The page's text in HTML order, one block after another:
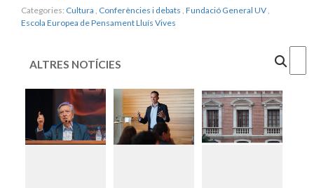
Categories: Cultura , Conferències i debats , Fundació General UV,
Escola Europea de Pensament Lluís Vives
ALTRES NOTÍCIES